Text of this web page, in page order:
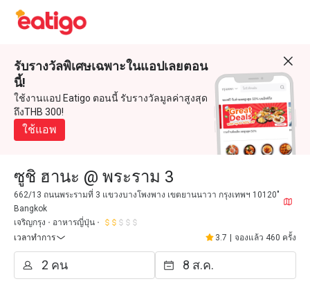
รับรางวัลพิเศษเฉพาะในแอปเลยตอน
นี้!
ใช้งานแอป Eatigo ตอนนี้ รับรางวัลมูลค่าสูงสุด
ถึงTHB 300!
ใช้แอพ
ซูชิ ฮานะ @ พระราม 3
662/13 ถนนพระรามที่ 3 แขวงบางโพงพาง เขตยานนาวา กรุงเทพฯ 10120"
Bangkok
เจริญกรุง
อาหารญี่ปุ่น
เวลาทำการ
3.7 จองแล้ว 460 ครั้ง